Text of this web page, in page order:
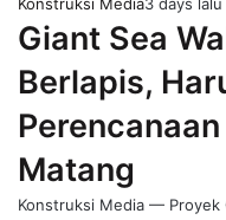
Konstruksi Media3 days lalu
Giant Sea
Berlapis,
Matang
Konstruksi Media — Proyek